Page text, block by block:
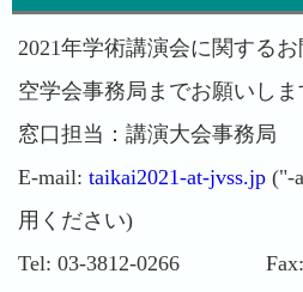
2021年学術講演会に関する
空学会事務局までお願いしま
窓口担当：講演大会事務局
E-mail: taikai2021-at-jvss.jp ("-
用ください)
Tel: 03-3812-0266 Fax: